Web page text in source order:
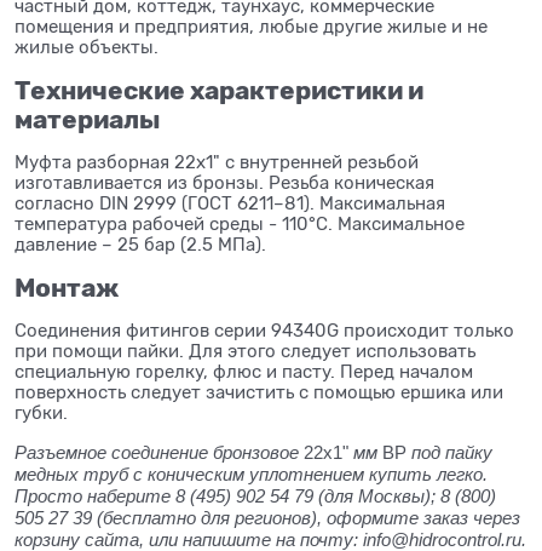
частный дом, коттедж, таунхаус, коммерческие
помещения и предприятия, любые другие жилые и не
жилые объекты.
Технические характеристики и
материалы
Муфта разборная 22x1" с внутренней резьбой
изготавливается из бронзы. Резьба коническая
согласно DIN 2999 (ГОСТ 6211–81). Максимальная
температура рабочей среды - 110°C. Максимальное
давление – 25 бар (2.5 МПа).
Монтаж
Соединения фитингов серии 94340G происходит только
при помощи пайки. Для этого следует использовать
специальную горелку, флюс и пасту. Перед началом
поверхность следует зачистить с помощью ершика или
губки.
Разъемное соединение бронзовое 22x1" мм ВР под пайку
медных труб с коническим уплотнением купить легко.
Просто наберите 8 (495) 902 54 79 (для Москвы); 8 (800)
505 27 39 (бесплатно для регионов), оформите заказ через
корзину сайта, или напишите на почту: info@hidrocontrol.ru.